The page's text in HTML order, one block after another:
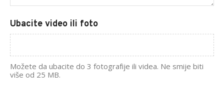
Ubacite video ili foto
Možete da ubacite do 3 fotografije ili videa. Ne smije biti
više od 25 MB.